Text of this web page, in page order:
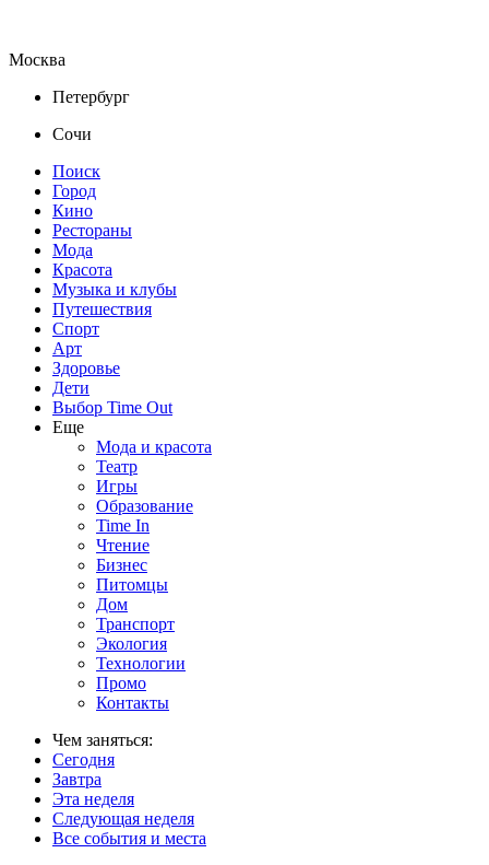
Москва
Петербург
Сочи
Поиск
Город
Кино
Рестораны
Мода
Красота
Музыка и клубы
Путешествия
Спорт
Арт
Здоровье
Дети
Выбор Time Out
Еще
Мода и красота
Театр
Игры
Образование
Time In
Чтение
Бизнес
Питомцы
Дом
Транспорт
Экология
Технологии
Промо
Контакты
Чем заняться:
Сегодня
Завтра
Эта неделя
Следующая неделя
Все события и места